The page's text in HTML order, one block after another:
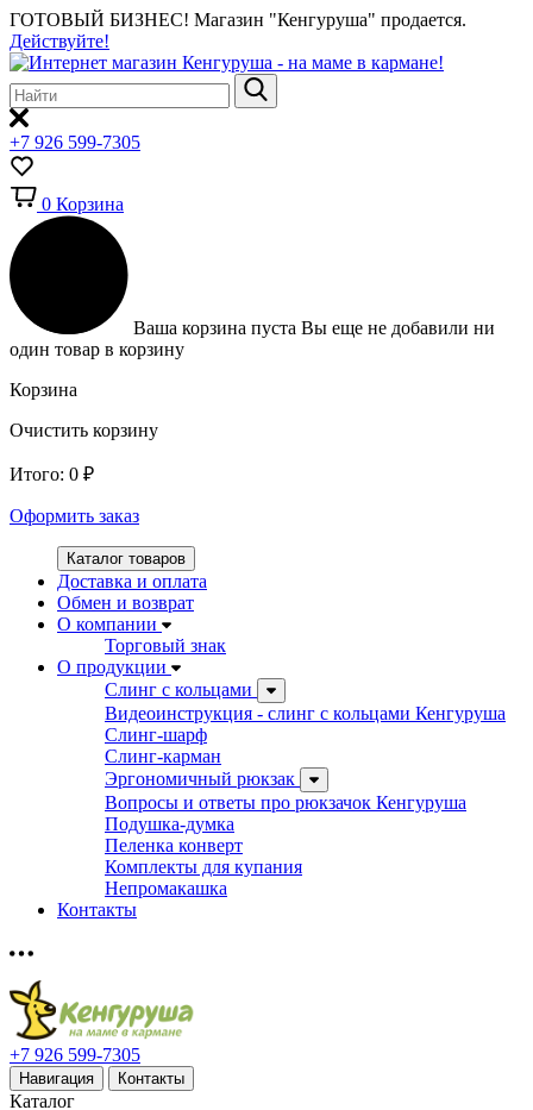
ГОТОВЫЙ БИЗНЕС! Магазин "Кенгуруша" продается.
Действуйте!
+7 926 599-7305
0 Корзина
Ваша корзина пуста Вы еще не добавили ни
один товар в корзину
Корзина
Очистить корзину
Итого: 0 ₽
Оформить заказ
Каталог товаров
Доставка и оплата
Обмен и возврат
О компании
Торговый знак
О продукции
Слинг с кольцами
Видеоинструкция - слинг с кольцами Кенгуруша
Слинг-шарф
Слинг-карман
Эргономичный рюкзак
Вопросы и ответы про рюкзачок Кенгуруша
Подушка-думка
Пеленка конверт
Комплекты для купания
Непромакашка
Контакты
+7 926 599-7305
Навигация Контакты
Каталог